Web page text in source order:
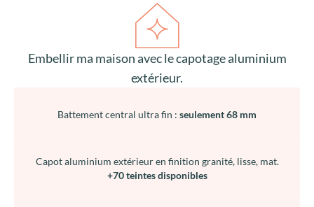
Embellir ma maison avec le capotage aluminium
extérieur.
Battement central ultra fin : seulement 68 mm
Capot aluminium extérieur en finition granité, lisse, mat.
+70 teintes disponibles